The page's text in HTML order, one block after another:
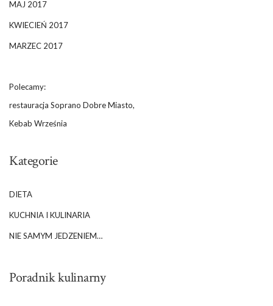
MAJ 2017
KWIECIEŃ 2017
MARZEC 2017
Polecamy:
restauracja Soprano Dobre Miasto,
Kebab Września
Kategorie
DIETA
KUCHNIA I KULINARIA
NIE SAMYM JEDZENIEM…
Poradnik kulinarny